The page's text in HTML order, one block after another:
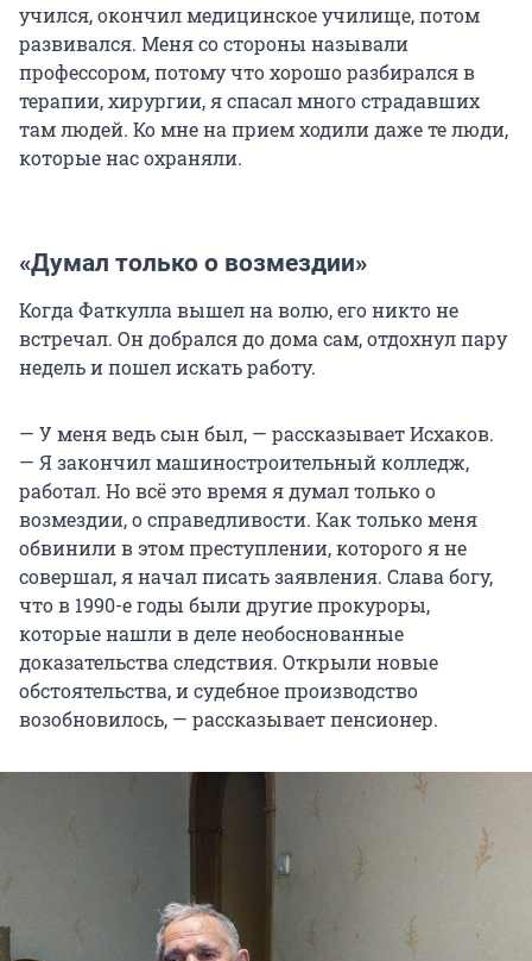
учился, окончил медицинское училище, потом
развивался. Меня со стороны называли
профессором, потому что хорошо разбирался в
терапии, хирургии, я спасал много страдавших
там людей. Ко мне на прием ходили даже те люди,
которые нас охраняли.
«Думал только о возмездии»
Когда Фаткулла вышел на волю, его никто не
встречал. Он добрался до дома сам, отдохнул пару
недель и пошел искать работу.
— У меня ведь сын был, — рассказывает Исхаков.
— Я закончил машиностроительный колледж,
работал. Но всё это время я думал только о
возмездии, о справедливости. Как только меня
обвинили в этом преступлении, которого я не
совершал, я начал писать заявления. Слава богу,
что в 1990-е годы были другие прокуроры,
которые нашли в деле необоснованные
доказательства следствия. Открыли новые
обстоятельства, и судебное производство
возобновилось, — рассказывает пенсионер.